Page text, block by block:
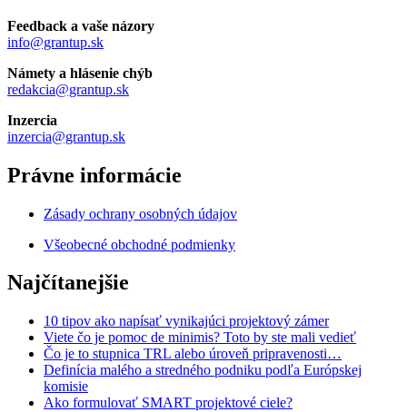
Feedback a vaše názory
info@grantup.sk
Námety a hlásenie chýb
redakcia@grantup.sk
Inzercia
inzercia@grantup.sk
Právne informácie
Zásady ochrany osobných údajov
Všeobecné obchodné podmienky
Najčítanejšie
10 tipov ako napísať vynikajúci projektový zámer
Viete čo je pomoc de minimis? Toto by ste mali vedieť
Čo je to stupnica TRL alebo úroveň pripravenosti…
Definícia malého a stredného podniku podľa Európskej
komisie
Ako formulovať SMART projektové ciele?